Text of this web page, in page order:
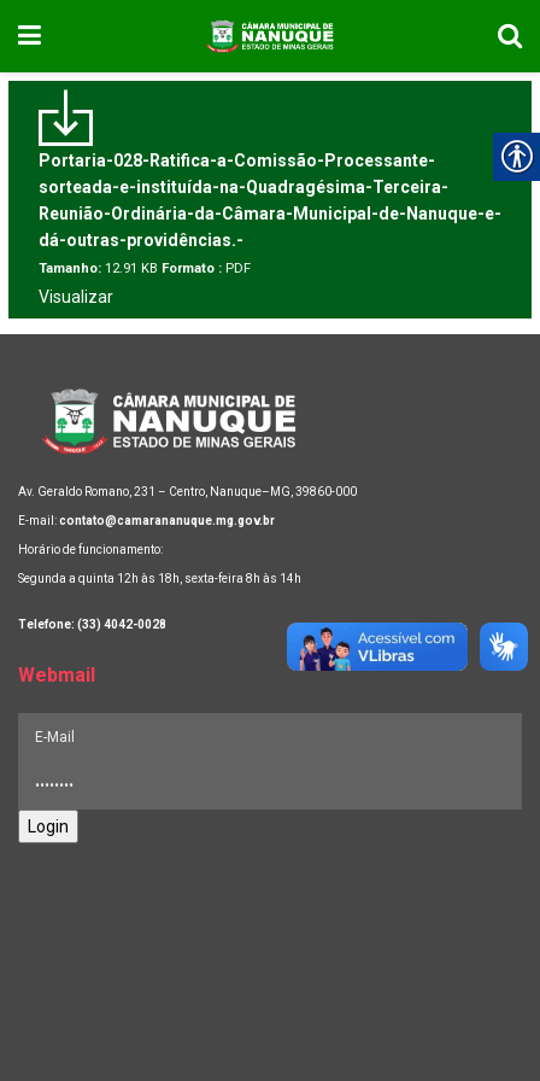
Portaria-028-Ratifica-a-Comissão-Processante-
sorteada-e-instituída-na-Quadragésima-Terceira-
Reunião-Ordinária-da-Câmara-Municipal-de-Nanuque-e-
dá-outras-providências.-
Tamanho: 12.91 KB Formato : PDF
Visualizar
Av. Geraldo Romano, 231 – Centro, Nanuque–MG, 39860-000
E-mail:contato@camarananuque.mg.gov.br
Horário de funcionamento:
Segunda a quinta 12h às 18h, sexta-feira 8h às 14h
Telefone: (33) 4042-0028
Webmail
Login